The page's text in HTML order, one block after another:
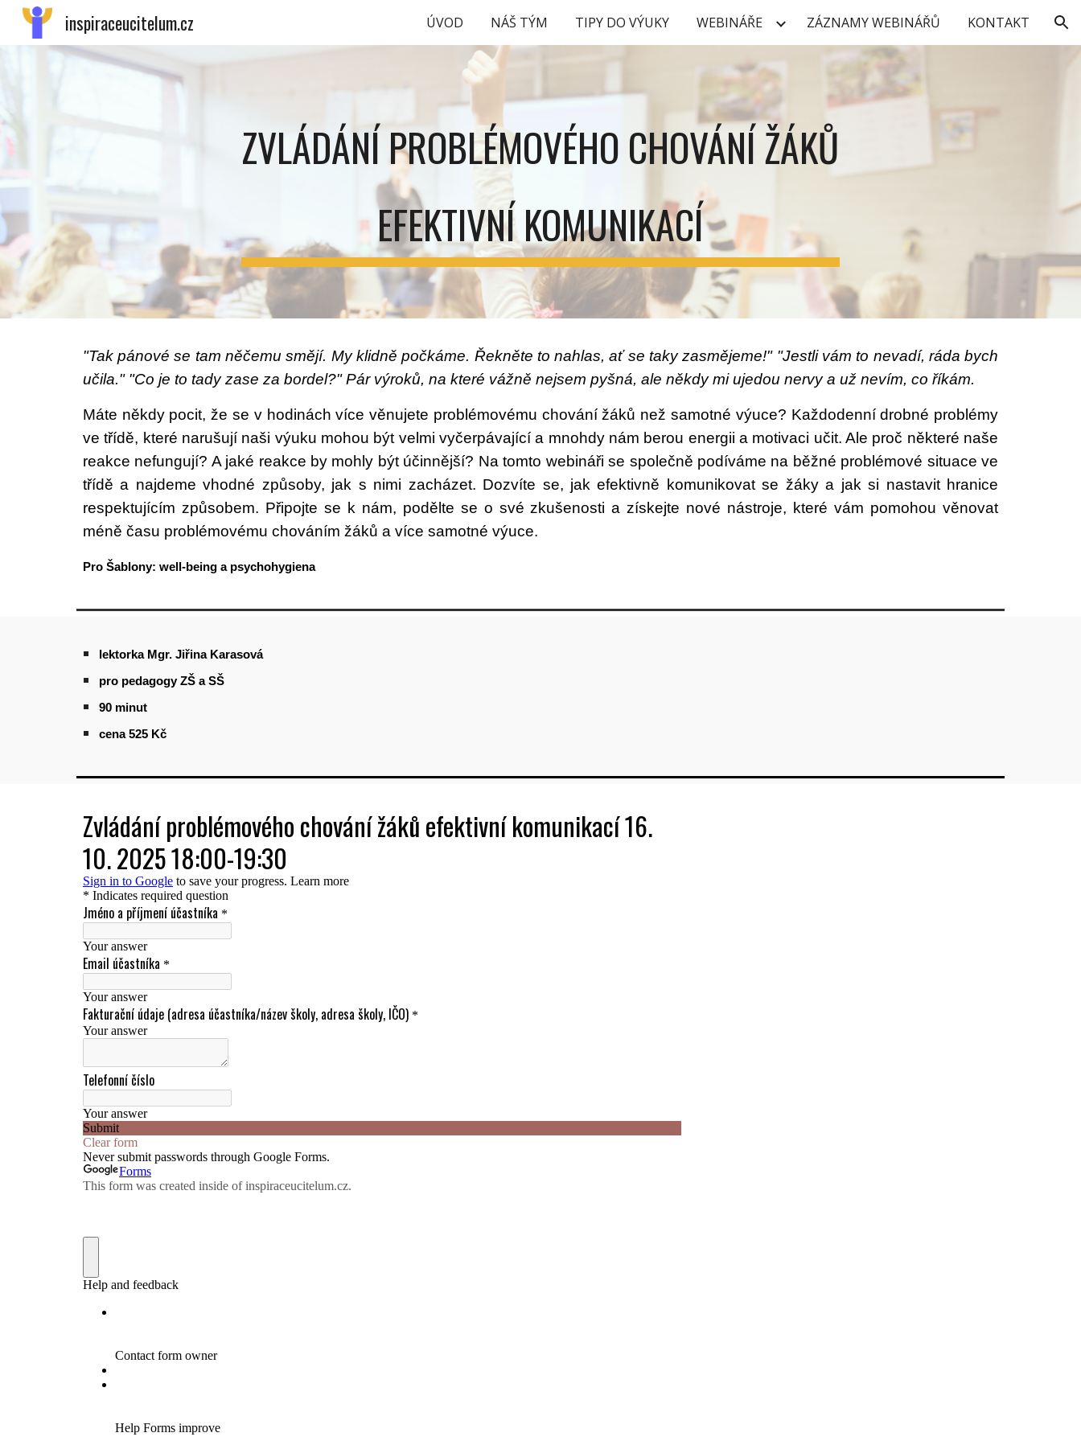
Skip to main content Skip to navigation
inspiraceucitelum.cz ÚVOD NÁŠ TÝM TIPY DO VÝUKY WEBINÁŘE ZÁZNAMY WEBINÁŘŮ KONTAKT
ZVLÁDÁNÍ PROBLÉMOVÉHO CHOVÁNÍ ŽÁKŮ
EFEKTIVNÍ KOMUNIKACÍ
"Tak pánové se tam něčemu smějí. My klidně počkáme. Řekněte to nahlas, ať se taky zasmějeme!" "Jestli vám to nevadí, ráda bych
učila." "Co je to tady zase za bordel?" Pár výroků, na které vážně nejsem pyšná, ale někdy mi ujedou nervy a už nevím, co říkám.
Máte někdy pocit, že se v hodinách více věnujete problémovému chování žáků než samotné výuce? Každodenní drobné problémy
ve třídě, které narušují naši výuku mohou být velmi vyčerpávající a mnohdy nám berou energii a motivaci učit. Ale proč některé naše
reakce nefungují? A jaké reakce by mohly být účinnější? Na tomto webináři se společně podíváme na běžné problémové situace ve
třídě a najdeme vhodné způsoby, jak s nimi zacházet. Dozvíte se, jak efektivně komunikovat se žáky a jak si nastavit hranice
respektujícím způsobem. Připojte se k nám, podělte se o své zkušenosti a získejte nové nástroje, které vám pomohou věnovat
méně času problémovému chováním žáků a více samotné výuce.
Pro Šablony: well-being a psychohygiena
lektorka Mgr. Jiřina Karasová
pro pedagogy ZŠ a SŠ
90 minut
cena525Kč